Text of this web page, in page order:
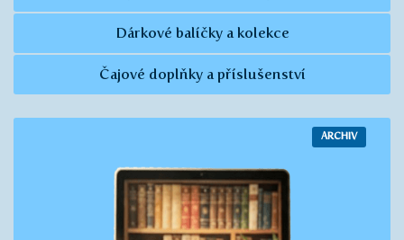
Dárkové balíčky a kolekce
Čajové doplňky a příslušenství
ARCHIV